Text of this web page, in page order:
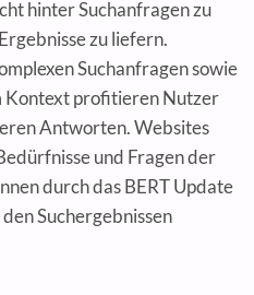
hinter Suchanfragen zu
zu liefern.
Suchanfragen sowie
Kontext profitieren Nutzer
Antworten. Websites
und Fragen der
durch das BERT Update
Suchergebnissen